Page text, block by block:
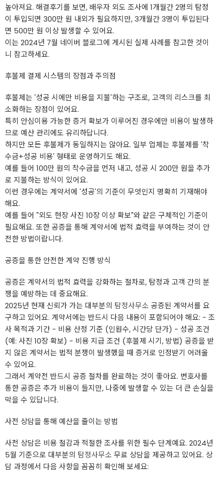
높아져요. 해결후기를 보면, 배우자 외도 조사에 1개월간 2명의 탐정
이 투입되면 300만 원 내외가 필요하지만, 3개월간 3명이 투입된다
면 500만 원 이상 발생할 수 있어요.
이는 2024년 7월 네이버 블로그에 게시된 실제 사례를 참고한 것이
니 참고하세요.
후불제 결제 시스템의 장점과 주의점
후불제는 '성공 시에만 비용을 지불'하는 구조로, 고객의 리스크를 최
소화하는 장점이 있어요.
특히 안심이용 가능한 증거 확보가 이루어진 경우에만 비용이 발생하
므로 예산 관리에도 유리하답니다.
하지만 모든 후불제가 동일하지는 않아요. 일부 업체는 후불제를 '착
수금+성공 비용' 형태로 운영하기도 해요.
예를 들어 100만 원의 착수금을 먼저 내고, 성공 시 200만 원을 추가
로 지불하는 방식이 있어요.
이런 경우에는 계약서에 '성공'의 기준이 무엇인지 명확히 기재해야
해요.
예를 들어 "외도 현장 사진 10장 이상 확보"와 같은 구체적인 기준이
필요해요. 또한 공증을 통해 계약서에 법적 효력을 부여하는 것이 안
전한 방법이랍니다.
공증을 통한 안전한 계약 진행 방식
공증은 계약서의 법적 효력을 강화하는 절차로, 탐정과 고객 간의 분
쟁을 예방하는 데 중요해요.
2025년 현재 신뢰가 가는 대부분의 탐정사무소 공증된 계약서를 요
구하고 있어요. 계약서에는 반드시 다음 내용이 포함되어야 해요: - 조
사 목적과 기간 - 비용 산정 기준 (인원수, 시간당 단가) - 성공 조건
(예: 사진 10장 확보) - 비용 지급 조건 (후불제 시기, 방법) 공증을 받
지 않은 계약서는 법적 분쟁이 발생했을 때 증거로 인정받기 어려울
수 있어요.
그래서 계약전 반드시 공증 절차를 완료하는 것이 좋아요. 변호사를
통한 공증은 추가 비용이 들지만, 나중에 발생할 수 있는 더 큰 손실을
막을 수 있답니다.
사전 상담을 통해 예산을 줄이는 방법
사전 상담은 비용 절감과 적절한 조사를 위한 필수 단계예요. 2024년
5월 기준으로 대부분의 탐정사무소 무료 상담을 제공하고 있어요. 상
담 과정에서 다음 사항을 꼼꼼히 확인해 보세요: